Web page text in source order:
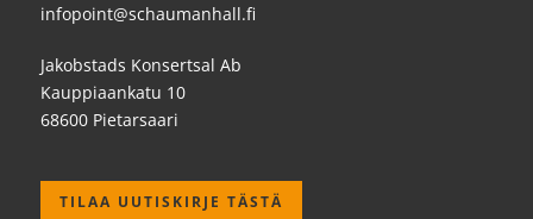
infopoint@schaumanhall.fi
Jakobstads Konsertsal Ab
Kauppiaankatu 10
68600 Pietarsaari
TILAA UUTISKIRJE TÄSTÄ